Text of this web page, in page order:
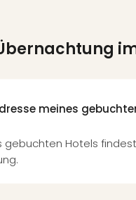
meines
gebuchten Hotels